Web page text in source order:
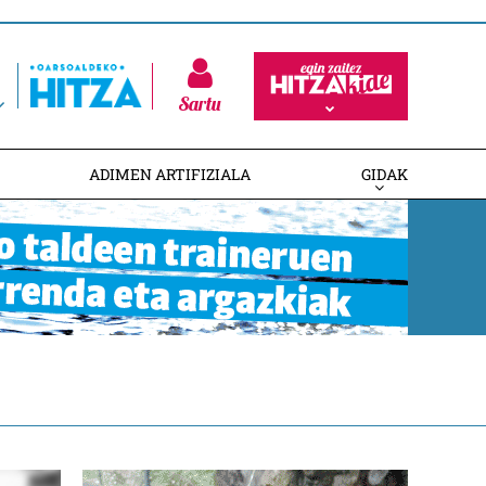
Sartu
ADIMEN ARTIFIZIALA GIDAK